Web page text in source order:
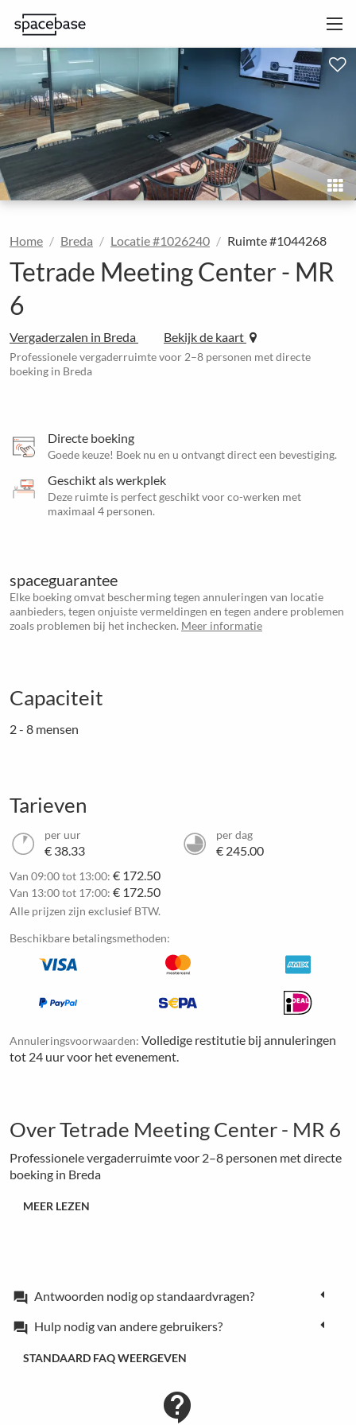
Home Breda Locatie #1026240 Ruimte #1044268
Tetrade Meeting Center - MR
6
Vergaderzalen in Breda Bekijk de kaart
Professionele vergaderruimte voor 2–8 personen met directe
boeking in Breda
Directe boeking
Goede keuze! Boek nu en u ontvangt direct een bevestiging.
Geschikt als werkplek
Deze ruimte is perfect geschikt voor co-werken met
maximaal 4 personen.
spaceguarantee
Elke boeking omvat bescherming tegen annuleringen van locatie
aanbieders, tegen onjuiste vermeldingen en tegen andere problemen
zoals problemen bij het inchecken. Meer informatie
Capaciteit
2 - 8 mensen
Tarieven
per uur
€ 38.33
per dag
€ 245.00
Van 09:00 tot 13:00: € 172.50
Van 13:00 tot 17:00: € 172.50
Alle prijzen zijn exclusief BTW.
Beschikbare betalingsmethoden:
Annuleringsvoorwaarden: Volledige restitutie bij annuleringen
tot 24 uur voor het evenement.
Over Tetrade Meeting Center - MR 6
Professionele vergaderruimte voor 2–8 personen met directe
boeking in Breda
MEER LEZEN
forum Antwoorden nodig op standaardvragen?
forum Hulp nodig van andere gebruikers?
STANDAARD FAQ WEERGEVEN
contact_support